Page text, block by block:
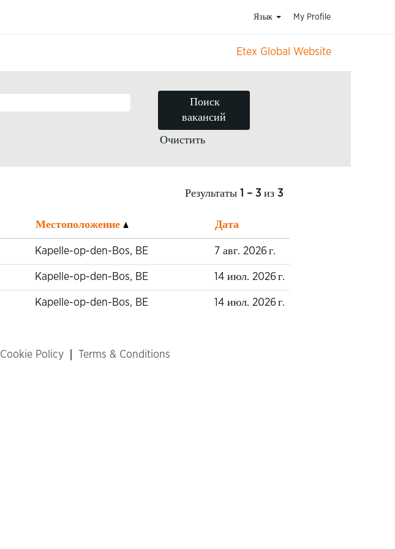
Язык My Profile
Etex Global Website
Очистить
Результаты 1 – 3 из 3
Местоположение Дата
Kapelle-op-den-Bos, BE 7 авг. 2026 г.
Kapelle-op-den-Bos, BE 14 июл. 2026 г.
Kapelle-op-den-Bos, BE 14 июл. 2026 г.
Cookie Policy Terms & Conditions